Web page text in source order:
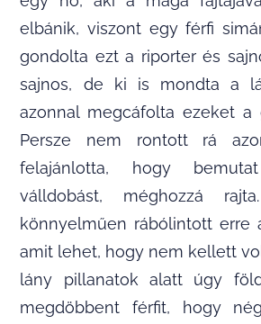
elbánik, viszont egy férfi
gondolta ezt a riporter és
sajnos, de ki is mondta a
azonnal megcáfolta ezeket a
Persze nem rontott rá
felajánlotta, hogy
válldobást, méghozzá
könnyelműen rábólintott erre
amit lehet, hogy nem kellett
lány pillanatok alatt úgy
megdöbbent férfit, hogy